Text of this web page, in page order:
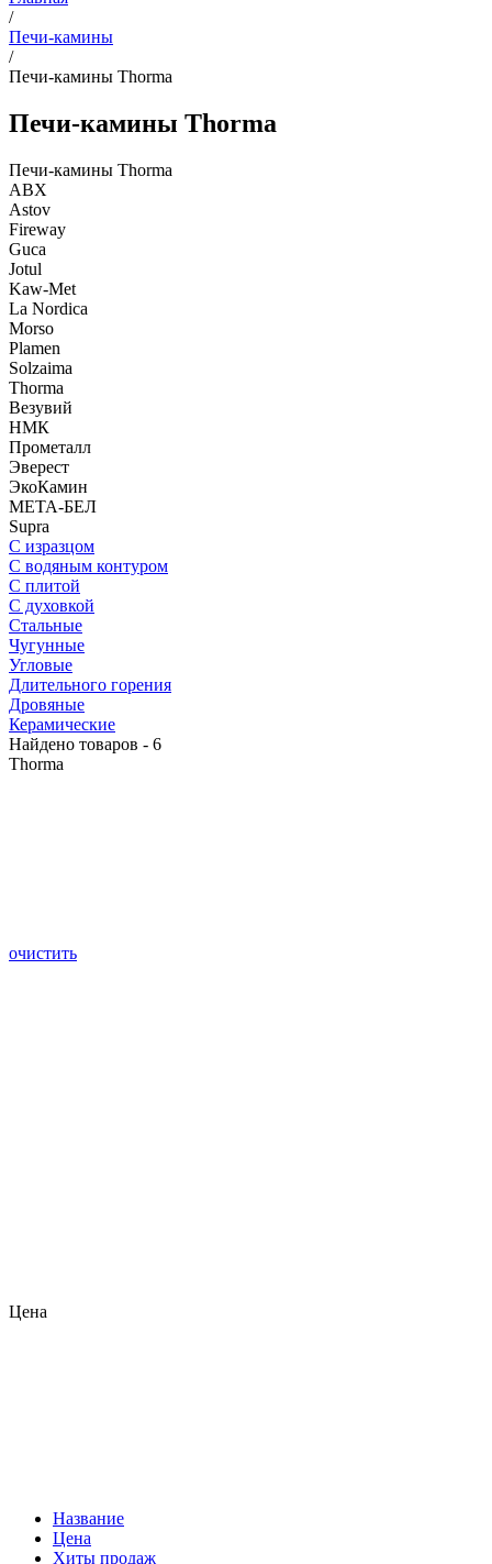
/
Печи-камины
/
Печи-камины Thorma
Печи-камины Thorma
Печи-камины Thorma
ABX
Astov
Fireway
Guca
Jotul
Kaw-Met
La Nordica
Morso
Plamen
Solzaima
Thorma
Везувий
НМК
Прометалл
Эверест
ЭкоКамин
МЕТА-БЕЛ
Supra
С изразцом
С водяным контуром
С плитой
С духовкой
Стальные
Чугунные
Угловые
Длительного горения
Дровяные
Керамические
Найдено товаров - 6
Thorma
очистить
Цена
Название
Цена
Хиты продаж